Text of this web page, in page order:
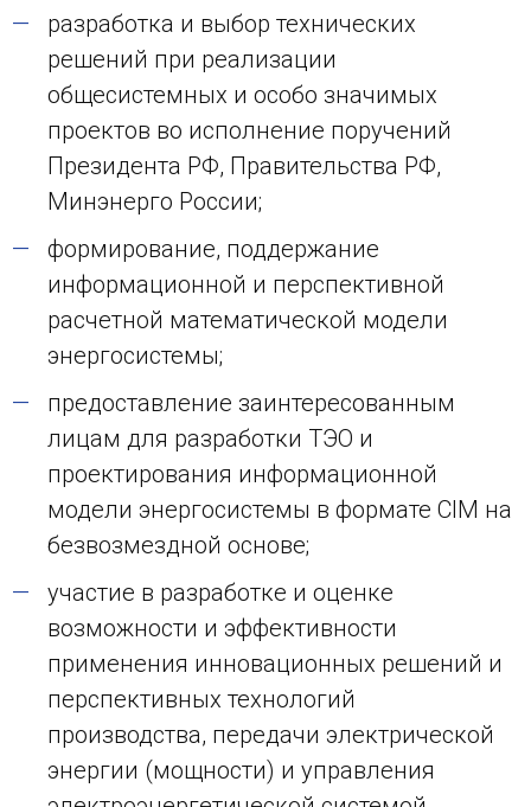
разработка и выбор технических
решений при реализации
общесистемных и особо значимых
проектов во исполнение поручений
Президента РФ, Правительства РФ,
Минэнерго России;
формирование, поддержание
информационной и перспективной
расчетной математической модели
энергосистемы;
предоставление заинтересованным
лицам для разработки ТЭО и
проектирования информационной
модели энергосистемы в формате CIM на
безвозмездной основе;
участие в разработке и оценке
возможности и эффективности
применения инновационных решений и
перспективных технологий
производства, передачи электрической
энергии (мощности) и управления